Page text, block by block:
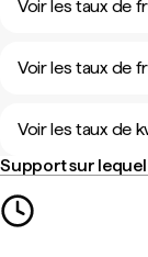
Voir les taux de
Voir les taux de
Voir les taux de
Support sur